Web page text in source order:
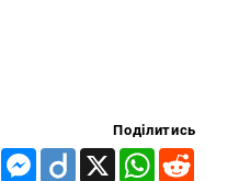
Поділитись
TelegramMessenger
Diigo X WhatsApp